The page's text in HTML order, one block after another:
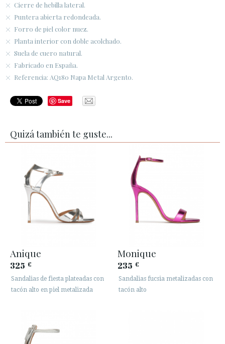
Cierre de hebilla lateral.
Puntera abierta redondeada.
Forro de piel color nuez.
Planta interior con doble acolchado.
Suela de cuero natural.
Fabricado en España.
Referencia: AQ180 Napa Metal Argento.
Save
Quizá también te guste...
Anique
325 €
Sandalias de fiesta plateadas con
tacón alto en piel metalizada
Monique
235 €
Sandalias fucsia metalizadas con
tacón alto